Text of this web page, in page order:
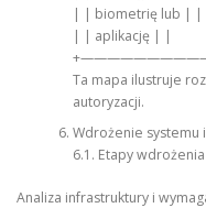
| | biometrię lub | |
| | aplikację | |
Ta mapa ilustruje
autoryzacji.
Wdrożenie systemu
6.1. Etapy wdrożenia
Analiza infrastruktury i